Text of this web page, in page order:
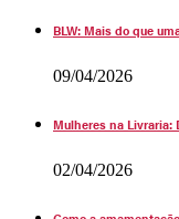
BLW: Mais do que
09/04/2026
Mulheres na Livraria:
02/04/2026